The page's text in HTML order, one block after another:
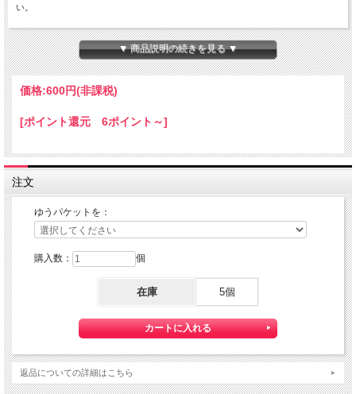
い。
ちょっと小さな 『Mini HOTEL K/R』 です。
本体サイズ：１０×１４×８０ｍｍ
★コチラの商品は 『ゆうパケット』配送可能な商品になります。
ご利用の際の配送費は、全国一律『２５０円』になります。
ゆうパケット配送をご希望されるお客様は下記のゆうパケットにつきましての説明
ゆうパケット配送をご選択ください。
【送料】全国一律料金でお届けします。
『ゆうパケット』は通常の宅配便と異なり直接ポストへ投函するお届け方法です。
宅配便のように受領印やサインのやり取りが無く、ご不在時であってもお受け取り
▼ 商品説明の続きを見る ▼
価格:600円(非課税)
[ポイント還元 6ポイント～]
注文
ゆうパケットを：
購入数： 個
在庫 5個
返品についての詳細はこちら